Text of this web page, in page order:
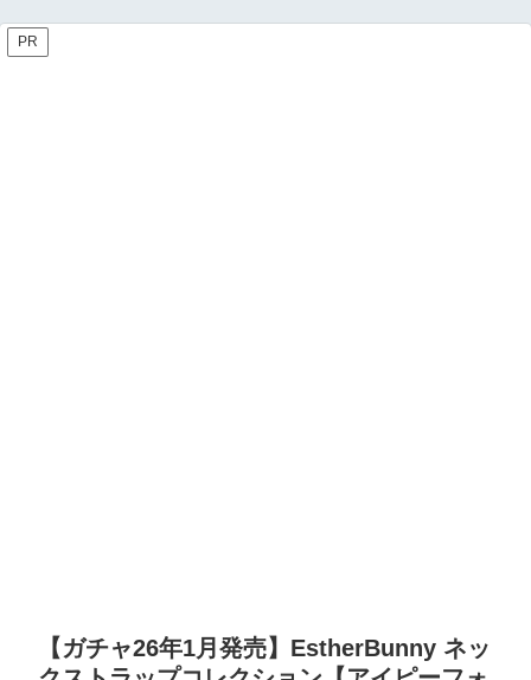
PR
【ガチャ26年1月発売】EstherBunny ネッ